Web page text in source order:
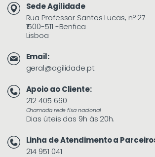
Sede Agilidade
Rua Professor Santos Lucas, nº 27
1500-511 -Benfica
Lisboa
Email:
geral@agilidade.pt
Apoio ao Cliente:
212 405 660
Chamada rede fixa nacional
Dias úteis das 9h às 20h.
Linha de Atendimento a
214 951 041